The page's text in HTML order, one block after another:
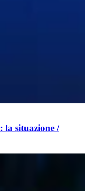
la situazione /